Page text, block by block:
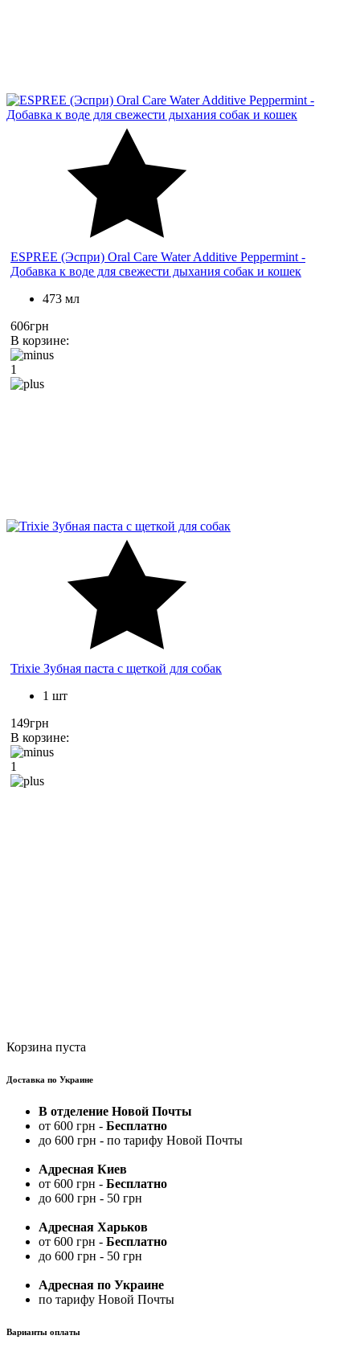
ESPREE (Эспри) Oral Care Water Additive Peppermint -
Добавка к воде для свежести дыхания собак и кошек
473 мл
606грн
В корзине:
1
Trixie Зубная паста с щеткой для собак
1 шт
149грн
В корзине:
1
Корзина пуста
Доставка по Украине
В отделение Новой Почты
от 600 грн - Бесплатно
до 600 грн - по тарифу Новой Почты
Адресная Киев
от 600 грн - Бесплатно
до 600 грн - 50 грн
Адресная Харьков
от 600 грн - Бесплатно
до 600 грн - 50 грн
Адресная по Украине
по тарифу Новой Почты
Варианты оплаты